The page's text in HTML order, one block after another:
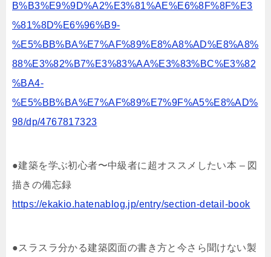
B%B3%E9%9D%A2%E3%81%AE%E6%8F%8F%E3
%81%8D%E6%96%B9-
%E5%BB%BA%E7%AF%89%E8%A8%AD%E8%A8%
88%E3%82%B7%E3%83%AA%E3%83%BC%E3%82
%BA4-
%E5%BB%BA%E7%AF%89%E7%9F%A5%E8%AD%
98/dp/4767817323
●建築を学ぶ初心者〜中級者に超オススメしたい本 – 図
描きの備忘録
https://ekakio.hatenablog.jp/entry/section-detail-book
●スラスラ分かる建築図面の書き方と今さら聞けない製